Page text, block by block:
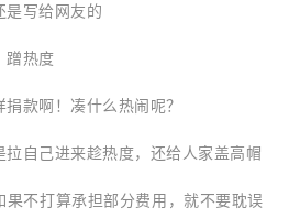
是写给网友的
蹭热度
款啊！凑什么热闹呢？
自己进来趁热度，还给人家盖高帽
果不打算承担部分费用，就不要耽误